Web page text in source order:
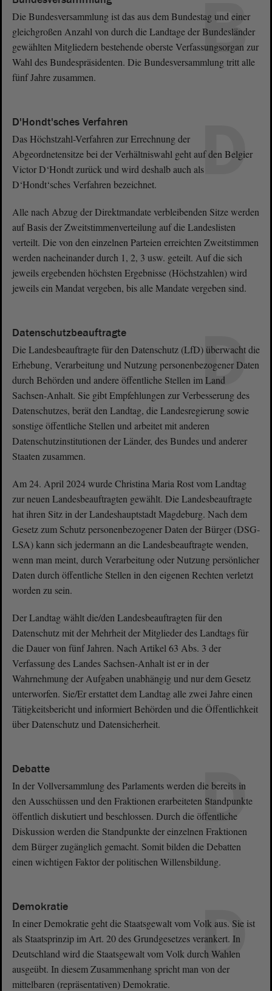
B
Die Bundesversammlung ist das aus dem Bundestag und einer
gleichgroßen Anzahl von durch die Landtage der Bundesländer
gewählten Mitgliedern bestehende oberste Verfassungsorgan zur
Wahl des Bundespräsidenten. Die Bundesversammlung tritt alle
fünf Jahre zusammen.
D
D'Hondt'sches Verfahren
Das Höchstzahl-Verfahren zur Errechnung der
Abgeordnetensitze bei der Verhältniswahl geht auf den Belgier
Victor D‘Hondt zurück und wird deshalb auch als
D‘Hondt‘sches Verfahren bezeichnet.
Alle nach Abzug der Direktmandate verbleibenden Sitze werden
auf Basis der Zweitstimmenverteilung auf die Landeslisten
verteilt. Die von den einzelnen Parteien erreichten Zweitstimmen
werden nacheinander durch 1, 2, 3 usw. geteilt. Auf die sich
jeweils ergebenden höchsten Ergebnisse (Höchstzahlen) wird
jeweils ein Mandat vergeben, bis alle Mandate vergeben sind.
D
Datenschutzbeauftragte
Die Landesbeauftragte für den Datenschutz (LfD) überwacht die
Erhebung, Verarbeitung und Nutzung personenbezogener Daten
durch Behörden und andere öffentliche Stellen im Land
Sachsen-Anhalt. Sie gibt Empfehlungen zur Verbesserung des
Datenschutzes, berät den Landtag, die Landesregierung sowie
sonstige öffentliche Stellen und arbeitet mit anderen
Datenschutzinstitutionen der Länder, des Bundes und anderer
Staaten zusammen.
Am 24. April 2024 wurde Christina Maria Rost vom Landtag
zur neuen Landesbeauftragten gewählt. Die Landesbeauftragte
hat ihren Sitz in der Landeshauptstadt Magdeburg. Nach dem
Gesetz zum Schutz personenbezogener Daten der Bürger (DSG-
LSA) kann sich jedermann an die Landesbeauftragte wenden,
wenn man meint, durch Verarbeitung oder Nutzung persönlicher
Daten durch öffentliche Stellen in den eigenen Rechten verletzt
worden zu sein.
Der Landtag wählt die/den Landesbeauftragten für den
Datenschutz mit der Mehrheit der Mitglieder des Landtags für
die Dauer von fünf Jahren. Nach Artikel 63 Abs. 3 der
Verfassung des Landes Sachsen-Anhalt ist er in der
Wahrnehmung der Aufgaben unabhängig und nur dem Gesetz
unterworfen. Sie/Er erstattet dem Landtag alle zwei Jahre einen
Tätigkeitsbericht und informiert Behörden und die Öffentlichkeit
über Datenschutz und Datensicherheit.
D
Debatte
In der Vollversammlung des Parlaments werden die bereits in
den Ausschüssen und den Fraktionen erarbeiteten Standpunkte
öffentlich diskutiert und beschlossen. Durch die öffentliche
Diskussion werden die Standpunkte der einzelnen Fraktionen
dem Bürger zugänglich gemacht. Somit bilden die Debatten
einen wichtigen Faktor der politischen Willensbildung.
D
Demokratie
In einer Demokratie geht die Staatsgewalt vom Volk aus. Sie ist
als Staatsprinzip im Art. 20 des Grundgesetzes verankert. In
Deutschland wird die Staatsgewalt vom Volk durch Wahlen
ausgeübt. In diesem Zusammenhang spricht man von der
mittelbaren (repräsentativen) Demokratie.